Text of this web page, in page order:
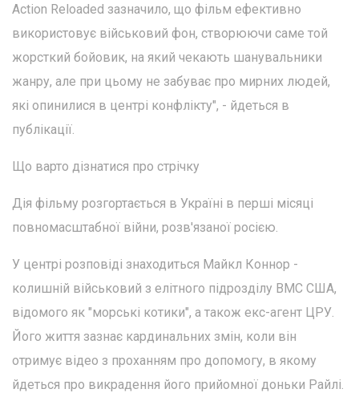
Action Reloaded зазначило, що фільм ефективно
використовує військовий фон, створюючи саме той
жорсткий бойовик, на який чекають шанувальники
жанру, але при цьому не забуває про мирних людей,
які опинилися в центрі конфлікту", - йдеться в
публікації.
Що варто дізнатися про стрічку
Дія фільму розгортається в Україні в перші місяці
повномасштабної війни, розв'язаної росією.
У центрі розповіді знаходиться Майкл Коннор -
колишній військовий з елітного підрозділу ВМС США,
відомого як "морські котики", а також екс-агент ЦРУ.
Його життя зазнає кардинальних змін, коли він
отримує відео з проханням про допомогу, в якому
йдеться про викрадення його прийомної доньки Райлі.